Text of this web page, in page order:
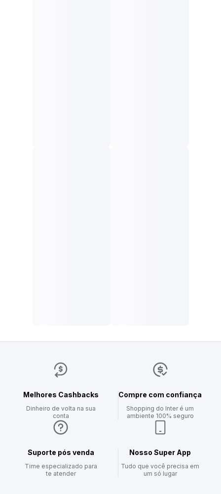
Melhores Cashbacks
Dinheiro de volta na sua
conta
Compre com confiança
Shopping do Inter é um
ambiente 100% seguro
Suporte pós venda
Time especializado para
te atender
Nosso Super App
Tudo que você precisa em
um só lugar